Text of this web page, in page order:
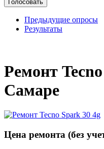
Предыдущие опросы
Результаты
Ремонт
Самаре
Цена ремонта (без